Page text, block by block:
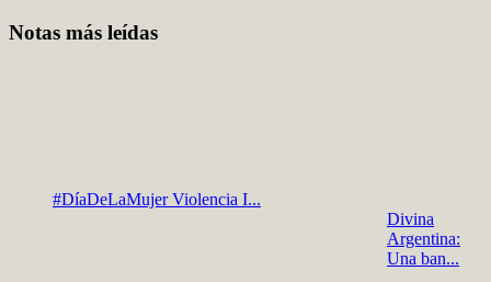
Notas más leídas
#DíaDeLaMujer Violencia I...
Divina
Argentina:
Una ban...